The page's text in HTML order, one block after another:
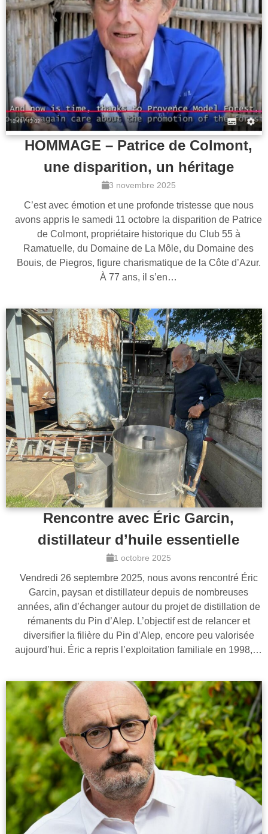
HOMMAGE – Patrice de Colmont,
une disparition, un héritage
3 novembre 2025
C’est avec émotion et une profonde tristesse que nous
avons appris le samedi 11 octobre la disparition de Patrice
de Colmont, propriétaire historique du Club 55 à
Ramatuelle, du Domaine de La Môle, du Domaine des
Bouis, de Piegros, figure charismatique de la Côte d’Azur.
À 77 ans, il s’en…
Rencontre avec Éric Garcin,
distillateur d’huile essentielle
1 octobre 2025
Vendredi 26 septembre 2025, nous avons rencontré Éric
Garcin, paysan et distillateur depuis de nombreuses
années, afin d’échanger autour du projet de distillation de
rémanents du Pin d’Alep. L’objectif est de relancer et
diversifier la filière du Pin d’Alep, encore peu valorisée
aujourd’hui. Éric a repris l’exploitation familiale en 1998,…